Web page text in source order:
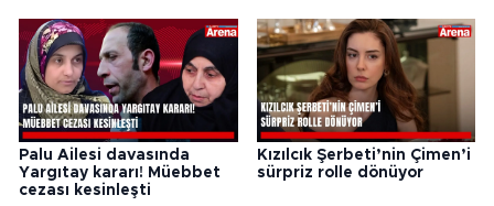
Palu Ailesi davasında
Yargıtay kararı! Müebbet
cezası kesinleşti
Kızılcık Şerbeti’nin Çimen’i
sürpriz rolle dönüyor